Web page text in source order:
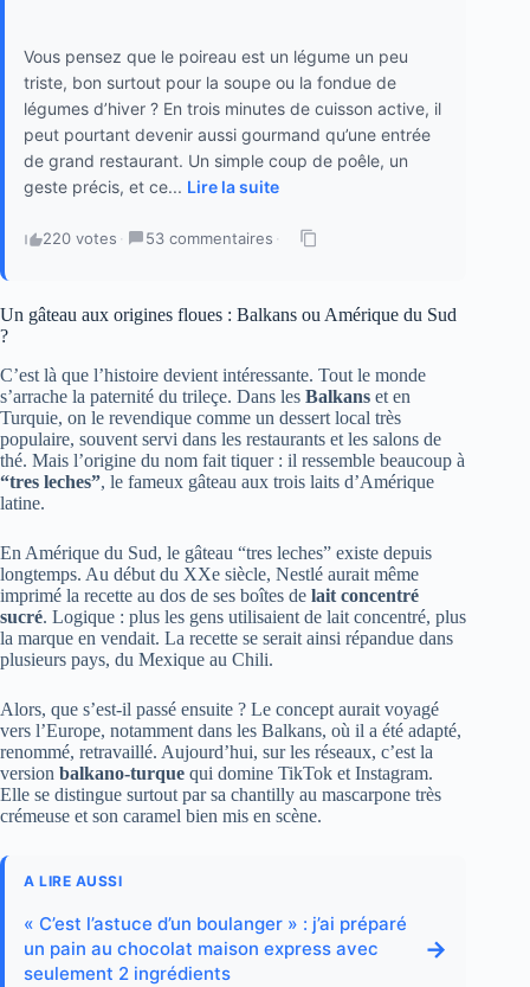
Vous pensez que le poireau est un légume un peu
triste, bon surtout pour la soupe ou la fondue de
légumes d’hiver ? En trois minutes de cuisson active, il
peut pourtant devenir aussi gourmand qu’une entrée
de grand restaurant. Un simple coup de poêle, un
geste précis, et ce... Lire la suite
220 votes · 53 commentaires ·
Un gâteau aux origines floues : Balkans ou Amérique du Sud
?
C’est là que l’histoire devient intéressante. Tout le monde
s’arrache la paternité du trileçe. Dans les Balkans et en
Turquie, on le revendique comme un dessert local très
populaire, souvent servi dans les restaurants et les salons de
thé. Mais l’origine du nom fait tiquer : il ressemble beaucoup à
“tres leches”, le fameux gâteau aux trois laits d’Amérique
latine.
En Amérique du Sud, le gâteau “tres leches” existe depuis
longtemps. Au début du XXe siècle, Nestlé aurait même
imprimé la recette au dos de ses boîtes de lait concentré
sucré. Logique : plus les gens utilisaient de lait concentré, plus
la marque en vendait. La recette se serait ainsi répandue dans
plusieurs pays, du Mexique au Chili.
Alors, que s’est-il passé ensuite ? Le concept aurait voyagé
vers l’Europe, notamment dans les Balkans, où il a été adapté,
renommé, retravaillé. Aujourd’hui, sur les réseaux, c’est la
version balkano-turque qui domine TikTok et Instagram.
Elle se distingue surtout par sa chantilly au mascarpone très
crémeuse et son caramel bien mis en scène.
A LIRE AUSSI
« C’est l’astuce d’un boulanger » : j’ai préparé
un pain au chocolat maison express avec
seulement 2 ingrédients
→